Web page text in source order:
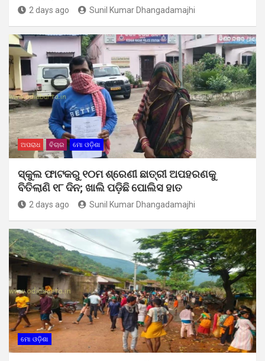
2 days ago Sunil Kumar Dhangadamajhi
ଅପରାଧ ବିଚାର ମୋ ଓଡ଼ିଶା
ସ୍କୁଲ ଫାଟକରୁ ୧୦ମ ଶ୍ରେଣୀ ଛାତ୍ରୀ ଅପହରଣକୁ
ବିତିଲାଣି ୧୮ ଦିନ; ଖାଲି ପଡ଼ିଛି ପୋଲିସ ହାତ
2 days ago Sunil Kumar Dhangadamajhi
ମୋ ଓଡ଼ିଶା